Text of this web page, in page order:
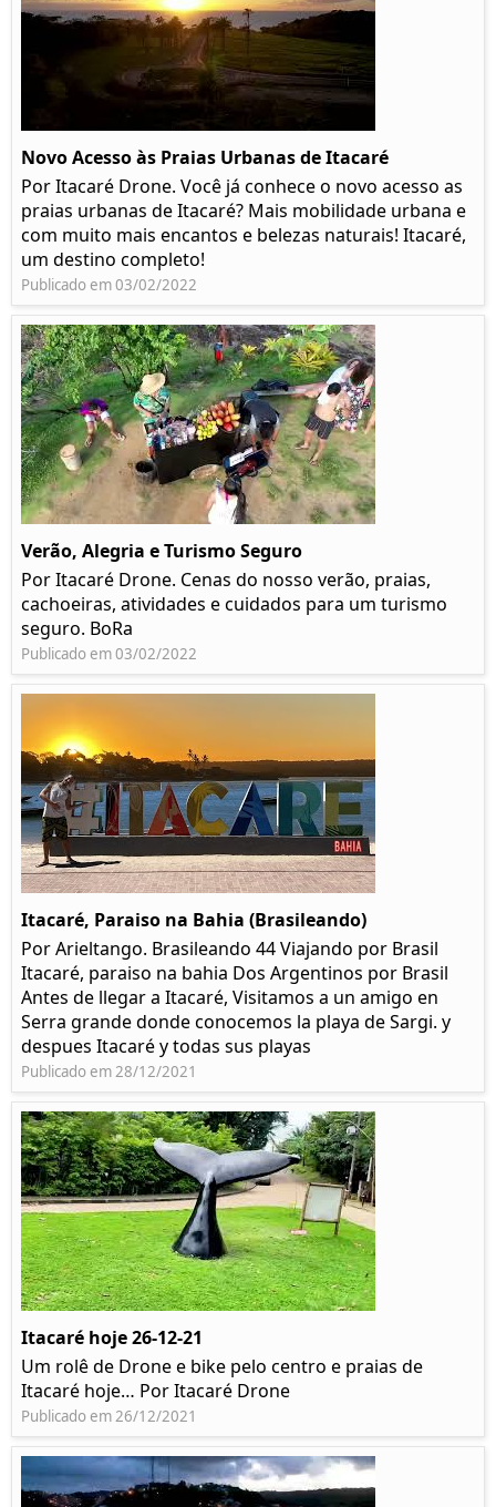
Novo Acesso às Praias Urbanas de Itacaré
Por Itacaré Drone. Você já conhece o novo acesso as
praias urbanas de Itacaré? Mais mobilidade urbana e
com muito mais encantos e belezas naturais! Itacaré,
um destino completo!
Publicado em 03/02/2022
Verão, Alegria e Turismo Seguro
Por Itacaré Drone. Cenas do nosso verão, praias,
cachoeiras, atividades e cuidados para um turismo
seguro. BoRa
Publicado em 03/02/2022
Itacaré, Paraiso na Bahia (Brasileando)
Por Arieltango. Brasileando 44 Viajando por Brasil
Itacaré, paraiso na bahia Dos Argentinos por Brasil
Antes de llegar a Itacaré, Visitamos a un amigo en
Serra grande donde conocemos la playa de Sargi. y
despues Itacaré y todas sus playas
Publicado em 28/12/2021
Itacaré hoje 26-12-21
Um rolê de Drone e bike pelo centro e praias de
Itacaré hoje… Por Itacaré Drone
Publicado em 26/12/2021